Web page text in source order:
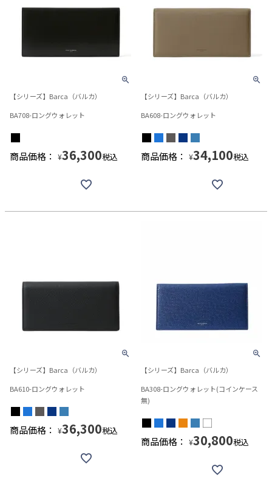
【シリーズ】Barca（バルカ）
BA708-ロングウォレット
商品価格： ¥36,300税込
【シリーズ】Barca（バルカ）
BA608-ロングウォレット
商品価格： ¥34,100税込
【シリーズ】Barca（バルカ）
BA610-ロングウォレット
商品価格： ¥36,300税込
【シリーズ】Barca（バルカ）
BA308-ロングウォレット(コインケース
無)
商品価格： ¥30,800税込